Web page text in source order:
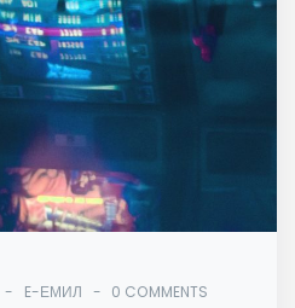
E-ЕМИЛ 0 COMMENTS